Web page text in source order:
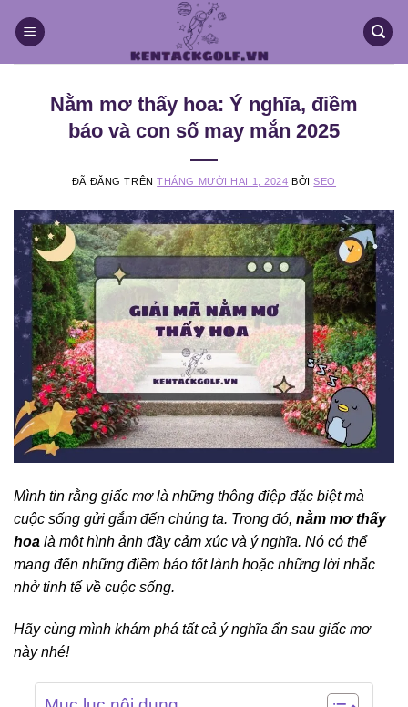
đến
Nằm mơ thấy hoa: Ý nghĩa, điềm
báo và con số may mắn 2025
ĐÃ ĐĂNG TRÊNTHÁNG MƯỜI HAI 1, 2024 BỞISEO
Mình tin rằng giấc mơ là những thông điệp đặc biệt mà
cuộc sống gửi gắm đến chúng ta. Trong đó, nằm mơ thấy
hoa là một hình ảnh đầy cảm xúc và ý nghĩa. Nó có thể
mang đến những điềm báo tốt lành hoặc những lời nhắc
nhở tinh tế về cuộc sống.
Hãy cùng mình khám phá tất cả ý nghĩa ẩn sau giấc mơ
này nhé!